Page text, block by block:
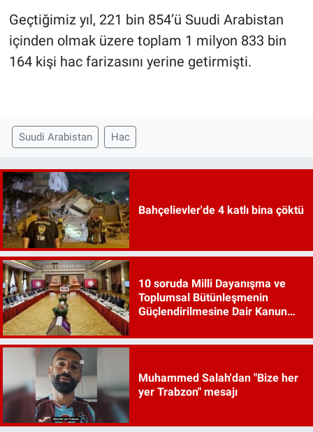
Geçtiğimiz yıl, 221 bin 854’ü Suudi Arabistan
içinden olmak üzere toplam 1 milyon 833 bin
164 kişi hac farizasını yerine getirmişti.
Suudi Arabistan Hac
Bahçelievler'de 4 katlı bina çöktü
10 soruda Milli Dayanışma ve
Toplumsal Bütünleşmenin
Güçlendirilmesine Dair Kanun
Muhammed Salah'dan "Bize her
yer Trabzon" mesajı